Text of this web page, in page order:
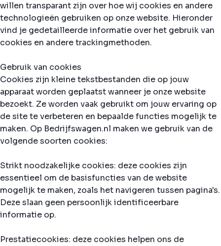
willen transparant zijn over hoe wij cookies en andere
technologieën gebruiken op onze website. Hieronder
vind je gedetailleerde informatie over het gebruik van
cookies en andere trackingmethoden.
Gebruik van cookies
Cookies zijn kleine tekstbestanden die op jouw
apparaat worden geplaatst wanneer je onze website
bezoekt. Ze worden vaak gebruikt om jouw ervaring op
de site te verbeteren en bepaalde functies mogelijk te
maken. Op Bedrijfswagen.nl maken we gebruik van de
volgende soorten cookies:
Strikt noodzakelijke cookies: deze cookies zijn
essentieel om de basisfuncties van de website
mogelijk te maken, zoals het navigeren tussen pagina's.
Deze slaan geen persoonlijk identificeerbare
informatie op.
Prestatiecookies: deze cookies helpen ons de